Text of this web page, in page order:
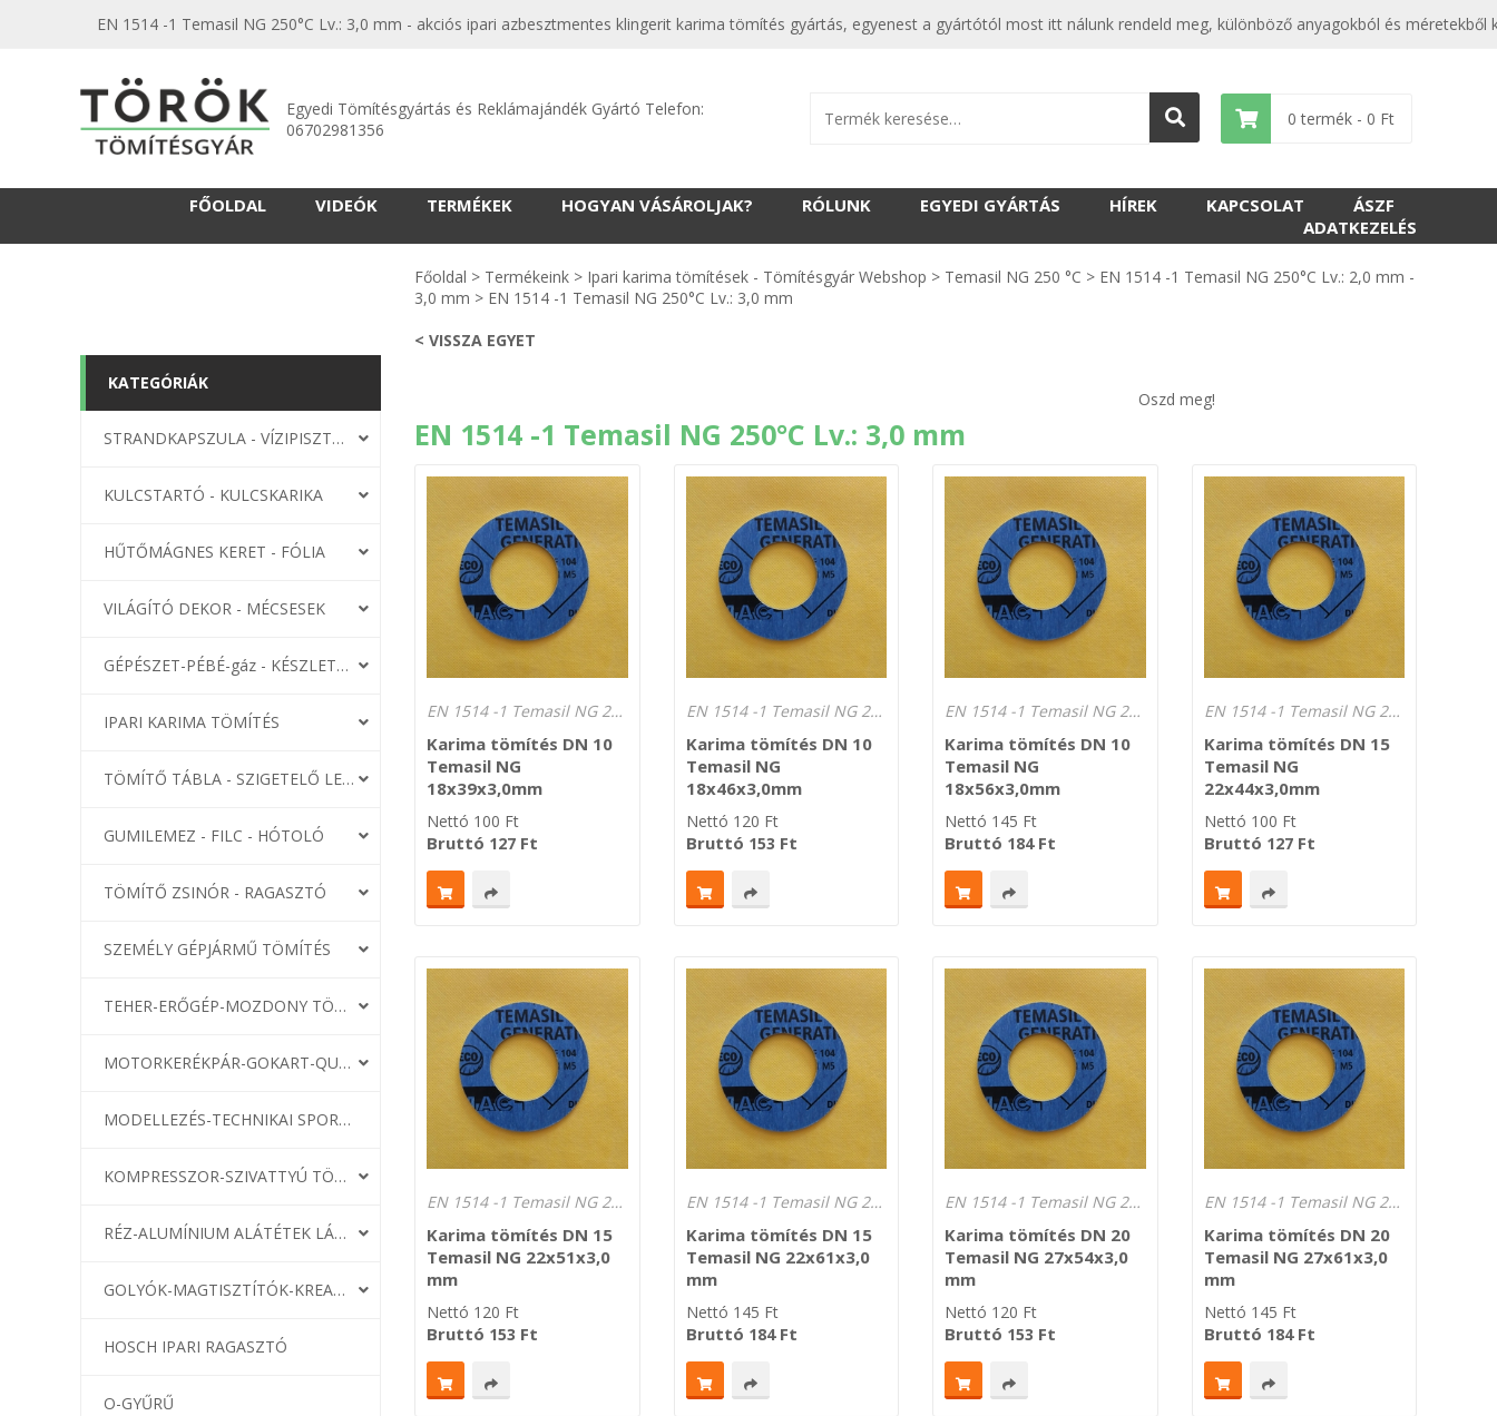
EN 1514 -1 Temasil NG 250°C Lv.: 3,0 mm - akciós ipari azbesztmentes klingerit karima tömítés gyártás, egyenest a gyártótól most itt nálunk rendeld meg, különböző anyagokból és
Egyedi Tömítésgyártás és Reklámajándék Gyártó Telefon:
06702981356
0 termék - 0 Ft
FŐOLDAL VIDEÓK TERMÉKEK HOGYAN VÁSÁROLJAK? RÓLUNK EGYEDI GYÁRTÁS HÍREK KAPCSOLAT
ÁSZF
ADATKEZELÉS
KATEGÓRIÁK
STRANDKAPSZULA - VÍZIPISZTOLY-FRIZBI
KULCSTARTÓ - KULCSKARIKA
HŰTŐMÁGNES KERET - FÓLIA
VILÁGÍTÓ DEKOR - MÉCSESEK
GÉPÉSZET-PÉBÉ-gáz - KÉSZLETEK
IPARI KARIMA TÖMÍTÉS
TÖMÍTŐ TÁBLA - SZIGETELŐ LEMEZ
GUMILEMEZ - FILC - HÓTOLÓ
TÖMÍTŐ ZSINÓR - RAGASZTÓ
SZEMÉLY GÉPJÁRMŰ TÖMÍTÉS
TEHER-ERŐGÉP-MOZDONY TÖMÍTÉS
MOTORKERÉKPÁR-GOKART-QUAD-CSÓNAKMOTOR TÖMÍTÉS
MODELLEZÉS-TECHNIKAI SPORT-MODELLSPORT
KOMPRESSZOR-SZIVATTYÚ TÖMÍTÉS
RÉZ-ALUMÍNIUM ALÁTÉTEK LÁGYÍTVA
GOLYÓK-MAGTISZTÍTÓK-KREATÍV
HOSCH IPARI RAGASZTÓ
O-GYŰRŰ
Főoldal > Termékeink > Ipari karima tömítések - Tömítésgyár Webshop > Temasil NG 250 °C > EN 1514 -1 Temasil NG 250°C Lv.: 2,0 mm -
3,0 mm > EN 1514 -1 Temasil NG 250°C Lv.: 3,0 mm
< VISSZA EGYET
Oszd meg!
EN 1514 -1 Temasil NG 250°C Lv.: 3,0 mm
EN 1514 -1 Temasil NG 250°C Lv.: 3,0 mm
Karima tömítés DN 10
Temasil NG
18x39x3,0mm
Nettó 100 Ft
Bruttó 127 Ft
EN 1514 -1 Temasil NG 250°C Lv.: 3,0 mm
Karima tömítés DN 10
Temasil NG
18x46x3,0mm
Nettó 120 Ft
Bruttó 153 Ft
EN 1514 -1 Temasil NG 250°C Lv.: 3,0 mm
Karima tömítés DN 10
Temasil NG
18x56x3,0mm
Nettó 145 Ft
Bruttó 184Ft
EN 1514 -1 Temasil NG 250°C Lv.: 3,0 mm
Karima tömítés DN 15
Temasil NG
22x44x3,0mm
Nettó 100 Ft
Bruttó 127Ft
EN 1514 -1 Temasil NG 250°C Lv.: 3,0 mm
Karima tömítés DN 15
Temasil NG 22x51x3,0
mm
Nettó 120 Ft
Bruttó 153 Ft
EN 1514 -1 Temasil NG 250°C Lv.: 3,0 mm
Karima tömítés DN 15
Temasil NG 22x61x3,0
mm
Nettó 145 Ft
Bruttó 184Ft
EN 1514 -1 Temasil NG 250°C Lv.: 3,0 mm
Karima tömítés DN 20
Temasil NG 27x54x3,0
mm
Nettó 120 Ft
Bruttó 153 Ft
EN 1514 -1 Temasil NG 250°C Lv.: 3,0 mm
Karima tömítés DN 20
Temasil NG 27x61x3,0
mm
Nettó 145 Ft
Bruttó 184Ft